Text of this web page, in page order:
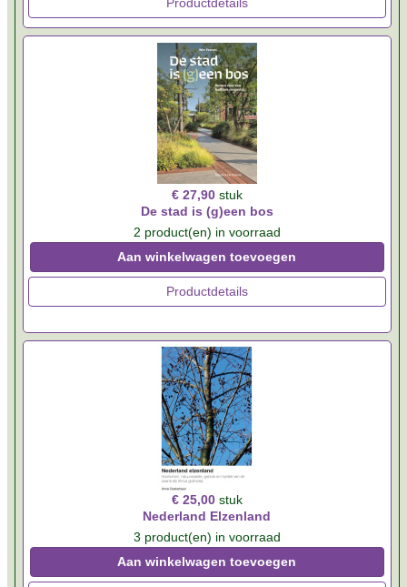
Productdetails
€ 27,90 stuk
De stad is (g)een bos
2 product(en) in voorraad
Aan winkelwagen toevoegen
Productdetails
€ 25,00 stuk
Nederland Elzenland
3 product(en) in voorraad
Aan winkelwagen toevoegen